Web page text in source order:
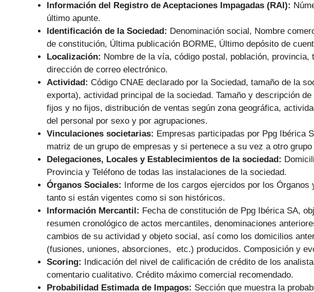
Información del Registro de Aceptaciones Impagadas (RAI):
último apunte.
Identificación de la Sociedad: Denominación social, Nombre
de constitución, Última publicación BORME, Último depósito de
Localización: Nombre de la vía, código postal, población, provincia,
dirección de correo electrónico.
Actividad: Código CNAE declarado por la Sociedad, tamaño de la
exporta), actividad principal de la sociedad. Tamaño y descripción
fijos y no fijos, distribución de ventas según zona geográfica,
del personal por sexo y por agrupaciones.
Vinculaciones societarias: Empresas participadas por Ppg Ibérica
matriz de un grupo de empresas y si pertenece a su vez a otro
Delegaciones, Locales y Establecimientos de la sociedad:
Provincia y Teléfono de todas las instalaciones de la sociedad.
Órganos Sociales: Informe de los cargos ejercidos por los Órganos
tanto si están vigentes como si son históricos.
Información Mercantil: Fecha de constitución de Ppg Ibérica SA,
resumen cronológico de actos mercantiles, denominaciones
cambios de su actividad y objeto social, así como los domicilios
(fusiones, uniones, absorciones, etc.) producidos. Composición y
Scoring: Indicación del nivel de calificación de crédito de los
comentario cualitativo. Crédito máximo comercial recomendado.
Probabilidad Estimada de Impagos: Sección que muestra la